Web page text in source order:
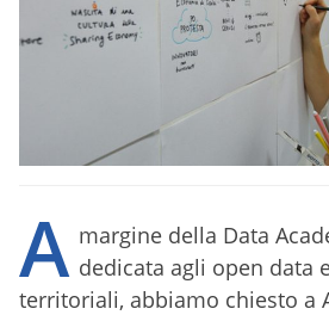
A margine della Data
dedicata agli open data
territoriali, abbiamo chiesto a